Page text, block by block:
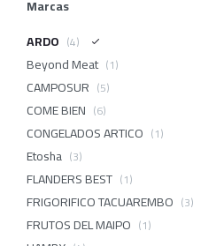
Marcas
ARDO (4)
Beyond Meat (1)
CAMPOSUR (5)
COME BIEN (6)
CONGELADOS ARTICO (1)
Etosha (3)
FLANDERS BEST (1)
FRIGORIFICO TACUAREMBO (3)
FRUTOS DEL MAIPO (1)